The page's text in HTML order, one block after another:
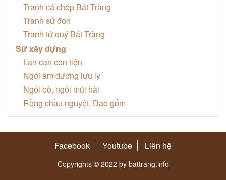
Tranh cá chép Bát Tràng
Tranh sứ đơn
Tranh tứ quý Bát Tràng
Sứ xây dựng
Lan can con tiện
Ngói âm dương lưu ly
Ngói bò, ngói mũi hài
Rồng chầu nguyệt, Đao gốm
Facebook Youtube Liên hệ
Copyrights © 2022 by battrang.info